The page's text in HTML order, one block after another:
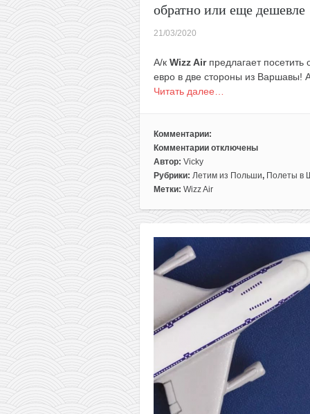
обратно или еще дешевле
21/03/2020
А/к Wizz Airпредлагает посетить
евро в две стороны из Варшавы!
Читать далее…
Комментарии:
Комментарии
к
записи
Лето:
рейсы
Варшавы
Швейцарию
всего
27€
туда-
еще
дешевле
отключены
Автор: Vicky
Рубрики: Летим из Польши, Полеты в
Метки: Wizz Air